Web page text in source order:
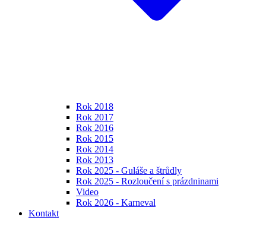
Rok 2018
Rok 2017
Rok 2016
Rok 2015
Rok 2014
Rok 2013
Rok 2025 - Guláše a štrůdly
Rok 2025 - Rozloučení s prázdninami
Video
Rok 2026 - Karneval
Kontakt